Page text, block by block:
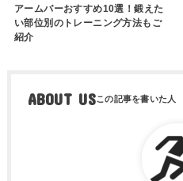
アームバーおすすめ10選！鍛えた
い部位別のトレーニング方法もご
紹介
ABOUT US